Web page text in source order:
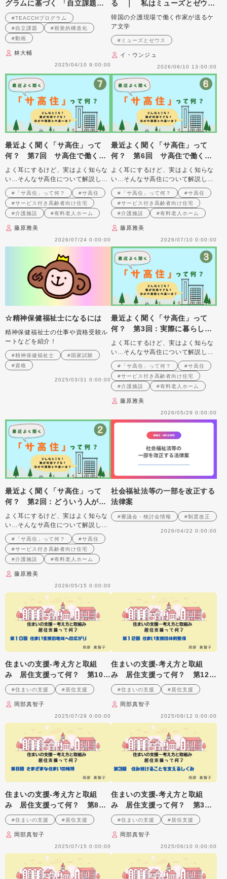
グラムに基づく 「自立課題」
の作り方と実践のポイント 第
5回
#TEACCHプログラム
#自立課題
#視覚的構造化
#動画
林大輔
2025/04/10 9:00:00
る ｜ 私はミューズとゼウス
のケアラーです
韓国の介護現場で働く作家が送るケ
ア文学
#ミューズとゼウス
イ・ウンジュ
2026/06/10 13:00:00
最近よく聞く「サ高住」って
何？ 第7回 サ高住で働く介
護職
よく耳にするけど、実はよく知らな
い…そんなサ高住について解説しま
す
#「サ高住」って何？
#サ高住
#サービス付き高齢者向け住宅
#介護施設
#有料老人ホーム
藤原雅美
2026/07/24 0:00:00
最近よく聞く「サ高住」って
何？ 第6回 サ高住で働く介
護職
よく耳にするけど、実はよく知らな
い…そんなサ高住について解説しま
す
#「サ高住」って何？
#サ高住
#サービス付き高齢者向け住宅
#介護施設
#有料老人ホーム
藤原雅美
2026/07/10 0:00:00
☆精神保健福祉士になるには
精神保健福祉士の仕事や資格受験ル
ートなどを紹介！
#精神保健福祉士
#国家試験
#資格
2025/03/31 0:00:00
最近よく聞く「サ高住」って
何？ 第3回：実際に暮らして
いるのはどんな人？ 〜タイプ
別・エピソード別の「暮らし」
のリアル〜
よく耳にするけど、実はよく知らな
い…そんなサ高住について解説しま
す
#「サ高住」って何？
#サ高住
#サービス付き高齢者向け住宅
#介護施設
#有料老人ホーム
藤原雅美
2026/05/29 0:00:00
最近よく聞く「サ高住」って
何？ 第2回：どういう人が利
用できるの？ 〜入居要件と「3
つのタイプ」〜
よく耳にするけど、実はよく知らな
い…そんなサ高住について解説しま
す
#「サ高住」って何？
#サ高住
#サービス付き高齢者向け住宅
#介護施設
#有料老人ホーム
藤原雅美
2026/05/15 0:00:00
社会福祉法等の一部を改正する
法律案
#審議会・検討会情報 #制度改正
2026/04/22 0:00:00
住まいの支援‐考え方と取組
み 居住支援って何？ 第10
回 住まい支援の地域への広が
り
#住まいの支援 #居住支援
岡部真智子
2025/07/29 0:00:00
住まいの支援‐考え方と取組
み 居住支援って何？ 第12
回 住まい支援の体制整備
#住まいの支援 #居住支援
岡部真智子
2025/08/12 0:00:00
住まいの支援‐考え方と取組
み 居住支援って何？ 第8
回 さまざまな住まいの種類
#住まいの支援 #居住支援
岡部真智子
2025/07/15 0:00:00
住まいの支援‐考え方と取組
み 居住支援って何？ 第3
回 住み続けることを支えるし
くみ
#住まいの支援 #居住支援
岡部真智子
2025/06/10 0:00:00